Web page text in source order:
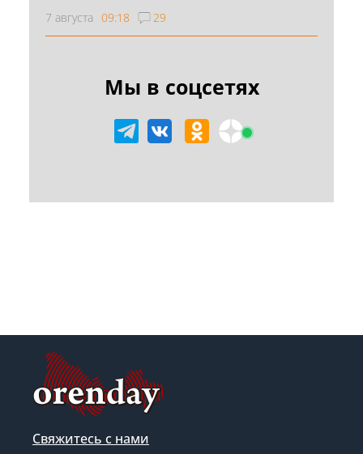
7 августа 09:18 29
Мы в соцсетях
Свяжитесь с нами